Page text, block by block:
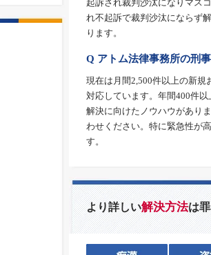
起訴され裁判沙汰になりマス
れ不起訴で裁判沙汰にならず
ります。
Q アトム法律事務所の刑
現在は月間2,500件以上の新規
対応しています。年間400件
解決に向けたノウハウがあり
わせください。特に緊急性が
す。
より詳しい解決方法は